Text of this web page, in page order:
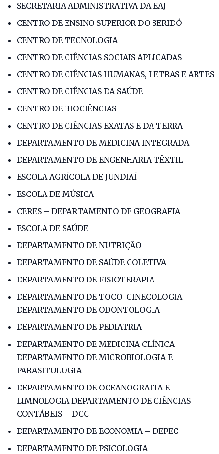
SECRETARIA ADMINISTRATIVA DA EAJ
CENTRO DE ENSINO SUPERIOR DO SERIDÓ
CENTRO DE TECNOLOGIA
CENTRO DE CIÊNCIAS SOCIAIS APLICADAS
CENTRO DE CIÊNCIAS HUMANAS, LETRAS E ARTES
CENTRO DE CIÊNCIAS DA SAÚDE
CENTRO DE BIOCIÊNCIAS
CENTRO DE CIÊNCIAS EXATAS E DA TERRA
DEPARTAMENTO DE MEDICINA INTEGRADA
DEPARTAMENTO DE ENGENHARIA TÊXTIL
ESCOLA AGRÍCOLA DE JUNDIAÍ
ESCOLA DE MÚSICA
CERES – DEPARTAMENTO DE GEOGRAFIA
ESCOLA DE SAÚDE
DEPARTAMENTO DE NUTRIÇÃO
DEPARTAMENTO DE SAÚDE COLETIVA
DEPARTAMENTO DE FISIOTERAPIA
DEPARTAMENTO DE TOCO-GINECOLOGIA
DEPARTAMENTO DE ODONTOLOGIA
DEPARTAMENTO DE PEDIATRIA
DEPARTAMENTO DE MEDICINA CLÍNICA
DEPARTAMENTO DE MICROBIOLOGIA E
PARASITOLOGIA
DEPARTAMENTO DE OCEANOGRAFIA E
LIMNOLOGIA DEPARTAMENTO DE CIÊNCIAS
CONTÁBEIS— DCC
DEPARTAMENTO DE ECONOMIA – DEPEC
DEPARTAMENTO DE PSICOLOGIA